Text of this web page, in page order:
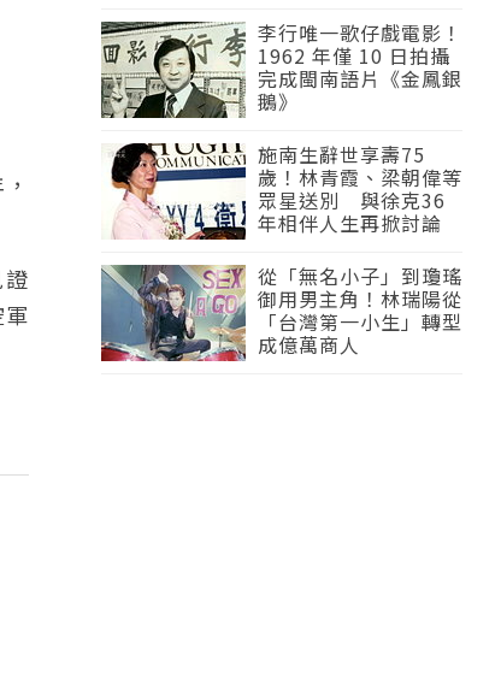
李行唯一歌仔戲電影！
1962 年僅 10 日拍攝
完成閩南語片《金鳳銀
鵝》
施南生辭世享壽75
歲！林青霞、梁朝偉等
眾星送別 與徐克36
年相伴人生再掀討論
從「無名小子」到瓊瑤
御用男主角！林瑞陽從
「台灣第一小生」轉型
成億萬商人